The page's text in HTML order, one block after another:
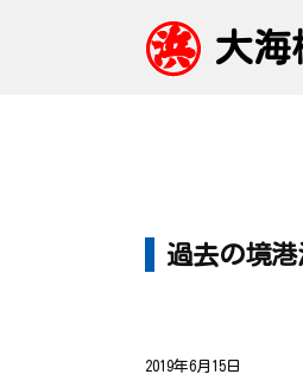
大海
過去の境
2019年6月15日